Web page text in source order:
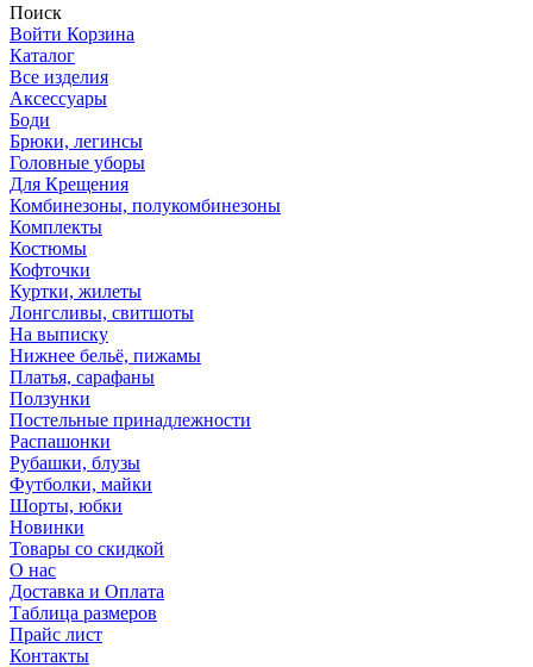
Поиск
Войти Корзина
Каталог
Все изделия
Аксесcуары
Боди
Брюки, легинсы
Головные уборы
Для Крещения
Комбинезоны, полукомбинезоны
Комплекты
Костюмы
Кофточки
Куртки, жилеты
Лонгсливы, свитшоты
На выписку
Нижнее бельё, пижамы
Платья, сарафаны
Ползунки
Постельные принадлежности
Распашонки
Рубашки, блузы
Футболки, майки
Шорты, юбки
Новинки
Товары со скидкой
О нас
Доставка и Оплата
Таблица размеров
Прайс лист
Контакты